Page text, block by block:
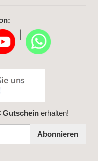
Gutschein erhalten!
Abonnieren